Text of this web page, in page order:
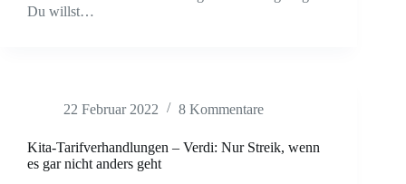
Du willst…
22 Februar 2022 8 Kommentare
Kita-Tarifverhandlungen – Verdi: Nur Streik, wenn
es gar nicht anders geht